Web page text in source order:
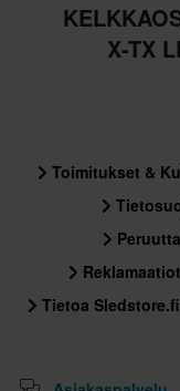
X-TX
Toimitukset &
Tietoa Sledstore.fi